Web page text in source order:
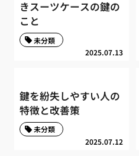
きスーツケースの鍵の
こと
2025.07.13
未分類
鍵を紛失しやすい人の
特徴と改善策
2025.07.12
未分類